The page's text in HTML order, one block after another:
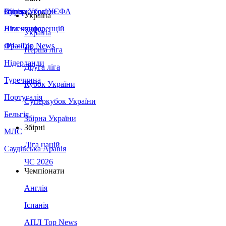
Збірна України
Італія
Німеччина
Франція
Нідерланди
Туреччина
Португалія
Бельгія
МЛС
Саудівська Аравія
Суперкубок УЄФА
Ліга конференцій
ЛЧ - Top News
Україна
Україна
Перша ліга
Друга ліга
Кубок України
Суперкубок України
Збірна України
Збірні
Ліга націй
ЧС 2026
Чемпіонати
Англія
Іспанія
АПЛ Top News